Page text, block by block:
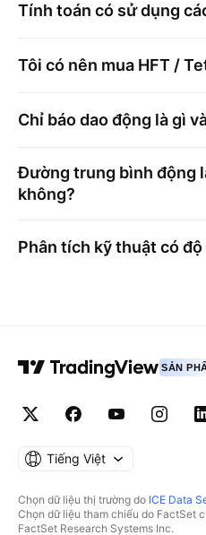
Tính toán có sử dụng
Tôi có nên mua HFT /
Chỉ báo dao động là gì
Đường trung bình động
không?
Phân tích kỹ thuật có độ
SẢN
Tiếng Việt
Chọn dữ liệu thị trường do ICE Data
Chọn dữ liệu tham chiếu do FactSet
FactSet Research Systems Inc.